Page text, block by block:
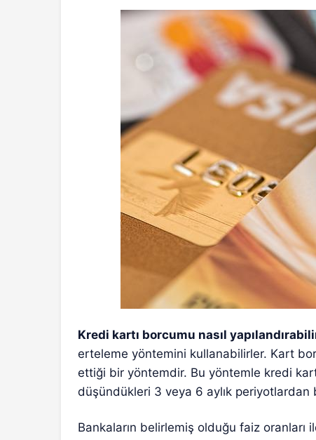
Kredi kartı borcumu nasıl
erteleme yöntemini kullanabilirler. Kart
ettiği bir yöntemdir. Bu yöntemle kredi
düşündükleri 3 veya 6 aylık
Bankaların belirlemiş olduğu faiz